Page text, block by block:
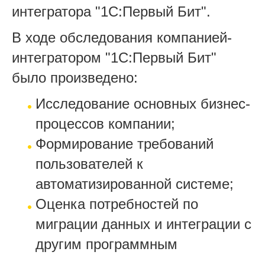
интегратора "1С:Первый Бит".
В ходе обследования компанией-
интегратором "1С:Первый Бит"
было произведено:
Исследование основных бизнес-
процессов компании;
Формирование требований
пользователей к
автоматизированной системе;
Оценка потребностей по
миграции данных и интеграции с
другим программным